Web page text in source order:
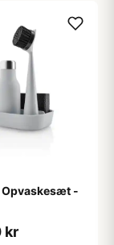
Opvaskesæt -
kr